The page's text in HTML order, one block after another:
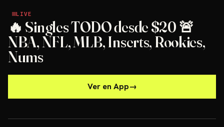
LIVE
LIVE
🔥 Singles TODO desde $20 🚨
NBA, NFL, MLB, Inserts, Rookies,
Nums
Ver en App→